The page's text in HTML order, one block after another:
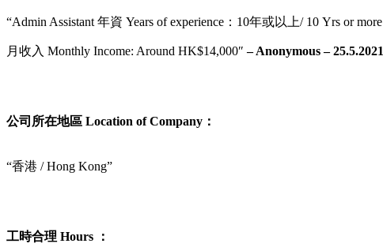
“Admin Assistant 年資 Years of experience：10年或以上/ 10 Yrs or more
月收入 Monthly Income: Around HK$14,000″ – Anonymous – 25.5.2021
公司所在地區 Location of Company：
“香港 / Hong Kong”
工時合理 Hours ：